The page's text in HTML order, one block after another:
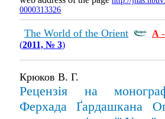
0000313326
The World of the Orient А
(2011, № 3)
Крюков В. Г.
Рецензія на
Ферхада Ґардашкана